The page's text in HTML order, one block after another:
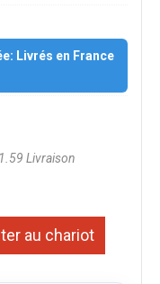
Livrés en France
Livraison
au chariot